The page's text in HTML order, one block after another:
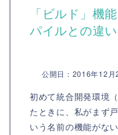
「ビルド」機
パイルとの違
公開日：2016年12
初めて統合開発環境
たときに、私がまず
いう名前の機能がな